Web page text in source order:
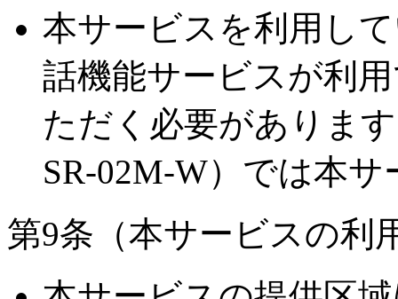
本サービスを利用し
話機能サービスが利
ただく必要がありま
SR-02M-W）では本
第9条（本サービスの利